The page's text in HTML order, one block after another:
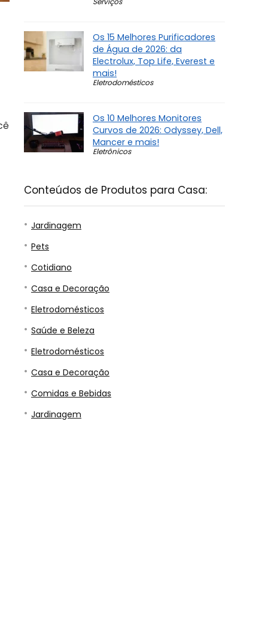
Os 15 Melhores Purificadores
de Água de 2026: da
Electrolux, Top Life, Everest e
mais!
Eletrodomésticos
Os 10 Melhores Monitores
Curvos de 2026: Odyssey, Dell,
Mancer e mais!
Eletrônicos
Conteúdos de Produtos para Casa:
Jardinagem
Pets
Cotidiano
Casa e Decoração
Eletrodomésticos
Saúde e Beleza
Eletrodomésticos
Casa e Decoração
Comidas e Bebidas
Jardinagem